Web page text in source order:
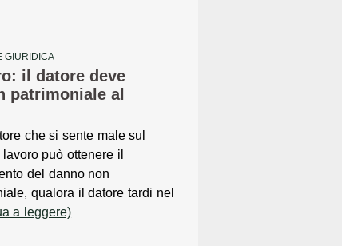
GIURIDICA
il datore deve
patrimoniale al
che si sente male sul
può ottenere il
del danno non
qualora il datore tardi nel
a leggere)